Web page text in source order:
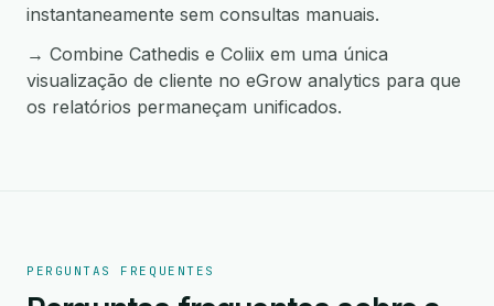
instantaneamente sem consultas manuais.
→ Combine Cathedis e Coliix em uma única
visualização de cliente no eGrow analytics para que
os relatórios permaneçam unificados.
PERGUNTAS FREQUENTES